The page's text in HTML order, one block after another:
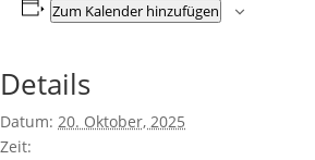
Zum Kalender hinzufügen
Details
Datum: 20. Oktober, 2025
Zeit: